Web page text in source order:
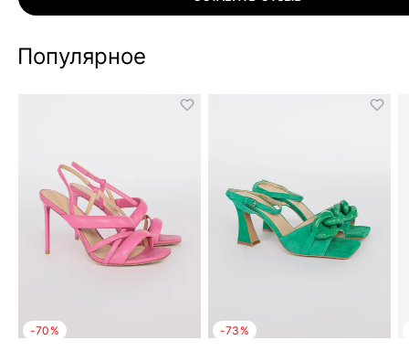
Популярное
-70% -73%